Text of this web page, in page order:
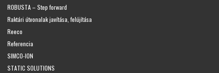
ROBUSTA – Step forward
Raktári útvonalak javítása, felújítása
Reeco
Referencia
SIMCO-ION
STATIC SOLUTIONS